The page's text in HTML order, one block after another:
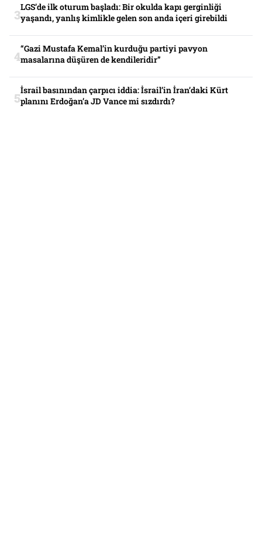
LGS’de ilk oturum başladı: Bir okulda kapı gerginliği
yaşandı, yanlış kimlikle gelen son anda içeri girebildi
“Gazi Mustafa Kemal’in kurduğu partiyi pavyon
masalarına düşüren de kendileridir”
İsrail basınından çarpıcı iddia: İsrail’in İran’daki Kürt
planını Erdoğan’a JD Vance mi sızdırdı?